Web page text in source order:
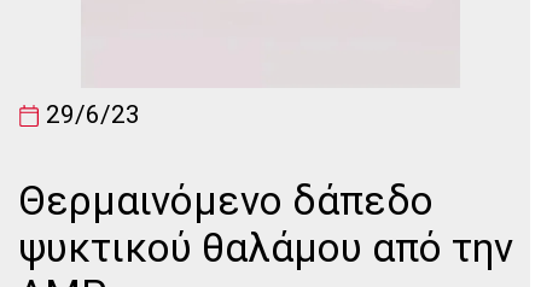
29/6/23
Θερμαινόμενο δάπεδο
ψυκτικού θαλάμου από την